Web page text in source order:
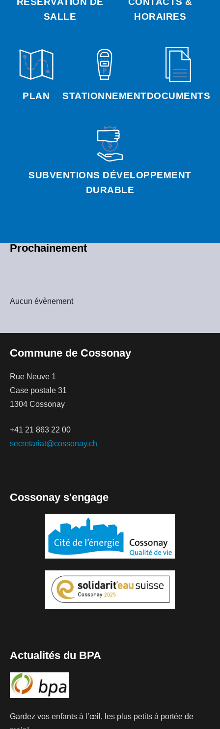
SALLE
HORAIRES
PLAN STATIONNEMENTDOCUMENTS
SUBVENTIONS DÉVELOPPEMENT
DURABLE
Prochainement
Aucun évènement
Commune de Cossonay
Rue Neuve 1
Case postale 31
1304 Cossonay
+41 21 863 22 00
secretariat@cossonay.ch
Cossonay s'engage
Actualités du BPA
Gardez vos enfants à l’œil, les plus petits à portée de